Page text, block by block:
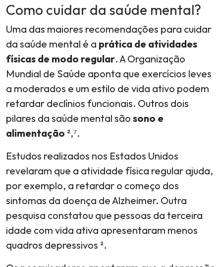
Como cuidar da saúde mental?
Uma das maiores recomendações para cuidar
da saúde mental é a prática de atividades
físicas de modo regular. A Organização
Mundial de Saúde aponta que exercícios leves
a moderados e um estilo de vida ativo podem
retardar declínios funcionais. Outros dois
pilares da saúde mental são sono e
alimentação ²,⁷.
Estudos realizados nos Estados Unidos
revelaram que a atividade física regular ajuda,
por exemplo, a retardar o começo dos
sintomas da doença de Alzheimer. Outra
pesquisa constatou que pessoas da terceira
idade com vida ativa apresentaram menos
quadros depressivos ².